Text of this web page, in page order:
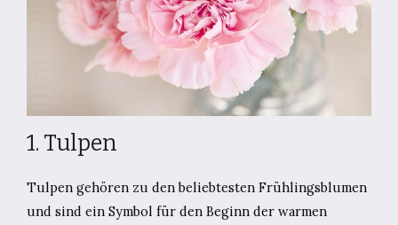
1. Tulpen
Tulpen gehören zu den beliebtesten Frühlingsblumen
und sind ein Symbol für den Beginn der warmen